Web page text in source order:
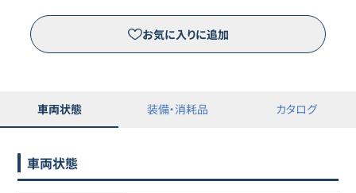
お気に入りに追加
車両状態 装備・消耗品 カタログ
車両状態